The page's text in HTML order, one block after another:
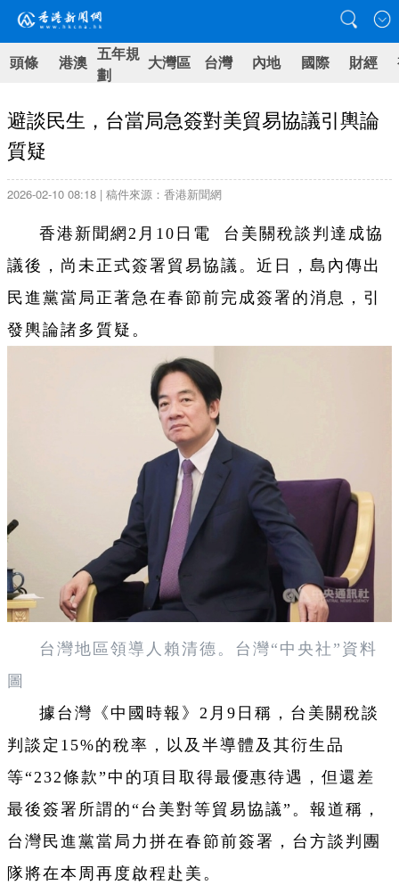
頭條 港澳 五年規
劃
大灣區 台灣 內地 國際 財經
避談民生，台當局急簽對美貿易協議引輿論
質疑
2026-02-10 08:18 | 稿件來源：香港新聞網
香港新聞網2月10日電 台美關稅談判達成協
議後，尚未正式簽署貿易協議。近日，島內傳出
民進黨當局正著急在春節前完成簽署的消息，引
發輿論諸多質疑。
台灣地區領導人賴清德。台灣“中央社”資料
圖
據台灣《中國時報》2月9日稱，台美關稅談
判談定15%的稅率，以及半導體及其衍生品
等“232條款”中的項目取得最優惠待遇，但還差
最後簽署所謂的“台美對等貿易協議”。報道稱，
台灣民進黨當局力拼在春節前簽署，台方談判團
隊將在本周再度啟程赴美。